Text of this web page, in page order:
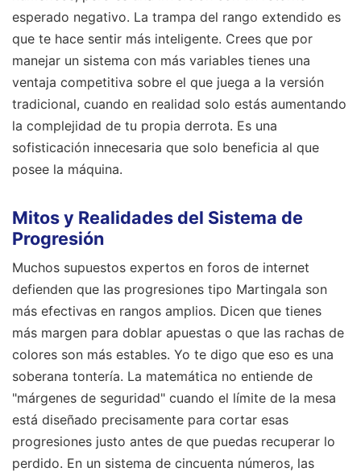
esperado negativo. La trampa del rango extendido es
que te hace sentir más inteligente. Crees que por
manejar un sistema con más variables tienes una
ventaja competitiva sobre el que juega a la versión
tradicional, cuando en realidad solo estás aumentando
la complejidad de tu propia derrota. Es una
sofisticación innecesaria que solo beneficia al que
posee la máquina.
Mitos y Realidades del Sistema de
Progresión
Muchos supuestos expertos en foros de internet
defienden que las progresiones tipo Martingala son
más efectivas en rangos amplios. Dicen que tienes
más margen para doblar apuestas o que las rachas de
colores son más estables. Yo te digo que eso es una
soberana tontería. La matemática no entiende de
"márgenes de seguridad" cuando el límite de la mesa
está diseñado precisamente para cortar esas
progresiones justo antes de que puedas recuperar lo
perdido. En un sistema de cincuenta números, las